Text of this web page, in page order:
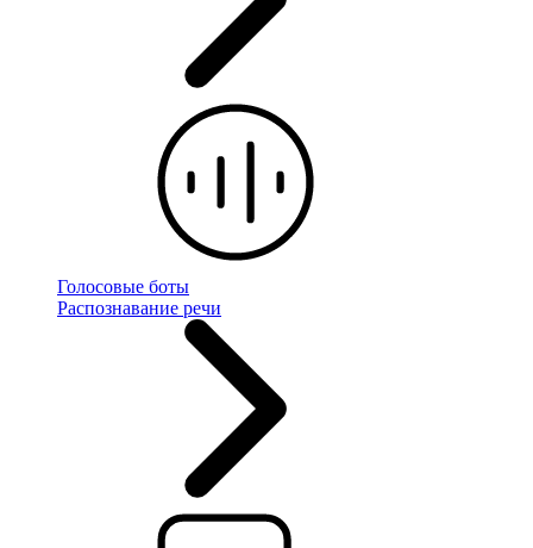
Голосовые боты
Распознавание речи